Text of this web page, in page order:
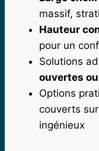
massif,
Hauteur
pour un
Solutions
ouvertes
Options
couverts
ingénieux